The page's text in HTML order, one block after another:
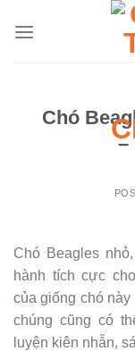
Chó
–
Chó Beagles
hành tích cực
của giống chó
chúng cũng có
luyện kiên nhẫn,